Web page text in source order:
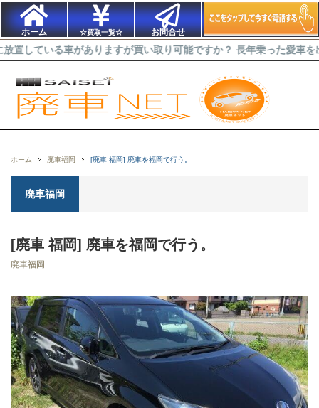
ホーム ☆買取一覧☆ お問合せ
ありますが買い取り可能ですか？ 長年乗った愛車を出来るだけ高
ホーム 廃車福岡 [廃車 福岡] 廃車を福岡で行う。
廃車福岡
[廃車 福岡] 廃車を福岡で行う。
廃車福岡